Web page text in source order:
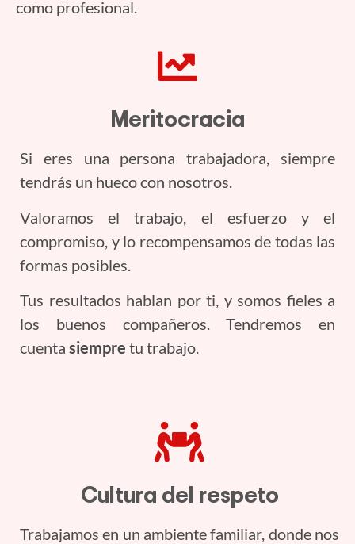
como profesional.
Meritocracia
Si eres una persona trabajadora, siempre
tendrás un hueco con nosotros.
Valoramos el trabajo, el esfuerzo y el
compromiso, y lo recompensamos de todas las
formas posibles.
Tus resultados hablan por ti, y somos fieles a
los buenos compañeros. Tendremos en
cuenta siempre tu trabajo.
Cultura del respeto
Trabajamos en un ambiente familiar, donde nos